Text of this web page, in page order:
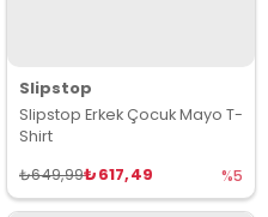
Slipstop
Slipstop Erkek Çocuk Mayo T-
Shirt
₺617,49
₺649,99 %5